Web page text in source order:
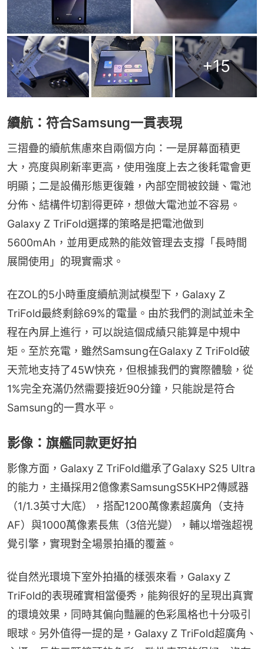
+15
續航：符合Samsung一貫表現
三摺疊的續航焦慮來自兩個方向：一是屏幕面積更
大，亮度與刷新率更高，使用強度上去之後耗電會更
明顯；二是設備形態更復雜，內部空間被鉸鏈、電池
分佈、結構件切割得更碎，想做大電池並不容易。
Galaxy Z TriFold選擇的策略是把電池做到
5600mAh，並用更成熟的能效管理去支撐「長時間
展開使用」的現實需求。
在ZOL的5小時重度續航測試模型下，Galaxy Z
TriFold最終剩餘69%的電量。由於我們的測試並未全
程在內屏上進行，可以說這個成績只能算是中規中
矩。至於充電，雖然Samsung在Galaxy Z TriFold破
天荒地支持了45W快充，但根據我們的實際體驗，從
1%完全充滿仍然需要接近90分鐘，只能說是符合
Samsung的一貫水平。
影像：旗艦同款更好拍
影像方面，Galaxy Z TriFold繼承了Galaxy S25 Ultra
的能力，主攝採用2億像素SamsungS5KHP2傳感器
（1/1.3英寸大底），搭配1200萬像素超廣角（支持
AF）與1000萬像素長焦（3倍光變），輔以增強超視
覺引擎，實現對全場景拍攝的覆蓋。
從自然光環境下室外拍攝的樣張來看，Galaxy Z
TriFold的表現確實相當優秀，能夠很好的呈現出真實
的環境效果，同時其偏向豔麗的色彩風格也十分吸引
眼球。另外值得一提的是，Galaxy Z TriFold超廣角、